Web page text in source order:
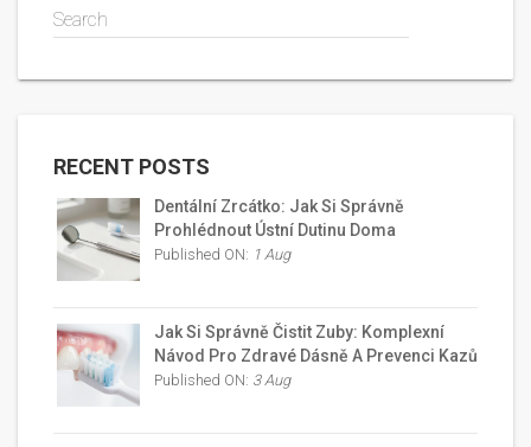
Search
RECENT POSTS
Dentální Zrcátko: Jak Si Správně
Prohlédnout Ústní Dutinu Doma
Published ON: 1 Aug
Jak Si Správně Čistit Zuby: Komplexní
Návod Pro Zdravé Dásně A Prevenci Kazů
Published ON: 3 Aug